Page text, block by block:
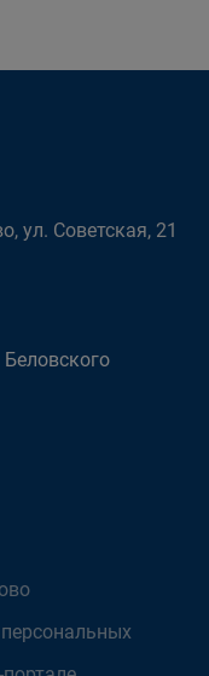
ул. Советская, 21